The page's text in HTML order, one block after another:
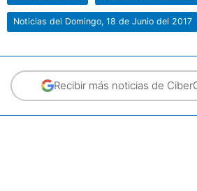
Noticias del Domingo, 18 de Junio del 2017
Recibir más noticias de